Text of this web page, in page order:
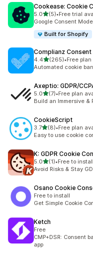
Cookease: Cookie
5.05つ星中
(5)
合計レビュー数：5件
•Free trial
Google Consent
Built for Shopify
Complianz Consent
4.45つ星中
(265)
合計レビュー数：265件
•Free
Automated cookie
Axeptio: GDPR/
5.05つ星中
(7)
合計レビュー数：7件
•Free plan
Build an Immersive &
CookieScript
3.75つ星中
(8)
合計レビュー数：8件
•Free plan
Easy to use cookie
K: GDPR Cookie
5.05つ星中
(1)
合計レビュー数：1件
•Free to install
Avoid Risks & Stay
Osano Cookie
Free to install
Get Simple Cookie
Ketch
Free
CMP+DSR: Consent
app